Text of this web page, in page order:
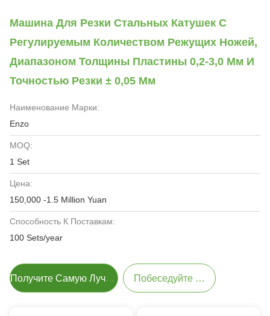
Машина Для Резки Стальных Катушек С
Регулируемым Количеством Режущих Ножей,
Диапазоном Толщины Пластины 0,2-3,0 Мм И
Точностью Резки ± 0,05 Мм
Наименование Марки:
Enzo
MOQ:
1 Set
Цена:
150,000 -1.5 Million Yuan
Способность К Поставкам:
100 Sets/year
Получите Самую Лучшую Цену Побеседуйте Теперь